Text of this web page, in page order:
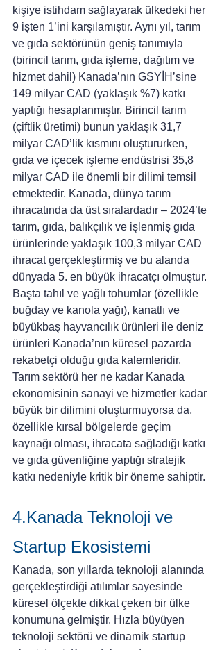
kişiye istihdam sağlayarak ülkedeki her
9 işten 1’ini karşılamıştır. Aynı yıl, tarım
ve gıda sektörünün geniş tanımıyla
(birincil tarım, gıda işleme, dağıtım ve
hizmet dahil) Kanada’nın GSYİH’sine
149 milyar CAD (yaklaşık %7) katkı
yaptığı hesaplanmıştır. Birincil tarım
(çiftlik üretimi) bunun yaklaşık 31,7
milyar CAD’lik kısmını oluştururken,
gıda ve içecek işleme endüstrisi 35,8
milyar CAD ile önemli bir dilimi temsil
etmektedir. Kanada, dünya tarım
ihracatında da üst sıralardadır – 2024’te
tarım, gıda, balıkçılık ve işlenmiş gıda
ürünlerinde yaklaşık 100,3 milyar CAD
ihracat gerçekleştirmiş ve bu alanda
dünyada 5. en büyük ihracatçı olmuştur.
Başta tahıl ve yağlı tohumlar (özellikle
buğday ve kanola yağı), kanatlı ve
büyükbaş hayvancılık ürünleri ile deniz
ürünleri Kanada’nın küresel pazarda
rekabetçi olduğu gıda kalemleridir.
Tarım sektörü her ne kadar Kanada
ekonomisinin sanayi ve hizmetler kadar
büyük bir dilimini oluşturmuyorsa da,
özellikle kırsal bölgelerde geçim
kaynağı olması, ihracata sağladığı katkı
ve gıda güvenliğine yaptığı stratejik
katkı nedeniyle kritik bir öneme sahiptir.
4.Kanada Teknoloji ve
Startup Ekosistemi
Kanada, son yıllarda teknoloji alanında
gerçekleştirdiği atılımlar sayesinde
küresel ölçekte dikkat çeken bir ülke
konumuna gelmiştir. Hızla büyüyen
teknoloji sektörü ve dinamik startup